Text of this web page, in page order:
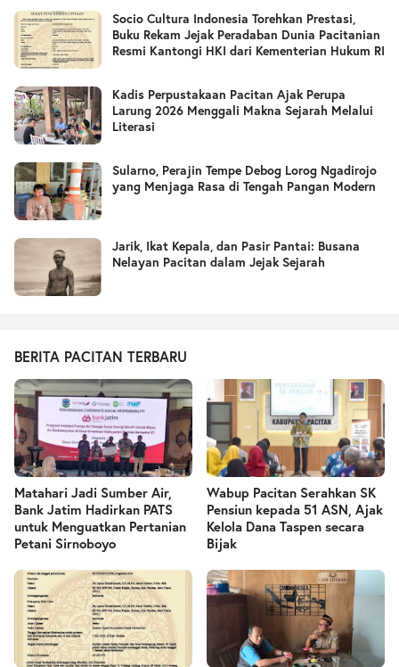
Socio Cultura Indonesia Torehkan Prestasi,
Buku Rekam Jejak Peradaban Dunia Pacitanian
Resmi Kantongi HKI dari Kementerian Hukum RI
Kadis Perpustakaan Pacitan Ajak Perupa
Larung 2026 Menggali Makna Sejarah Melalui
Literasi
Sularno, Perajin Tempe Debog Lorog Ngadirojo
yang Menjaga Rasa di Tengah Pangan Modern
Jarik, Ikat Kepala, dan Pasir Pantai: Busana
Nelayan Pacitan dalam Jejak Sejarah
BERITA PACITAN TERBARU
Matahari Jadi Sumber Air,
Bank Jatim Hadirkan PATS
untuk Menguatkan Pertanian
Petani Sirnoboyo
Wabup Pacitan Serahkan SK
Pensiun kepada 51 ASN, Ajak
Kelola Dana Taspen secara
Bijak